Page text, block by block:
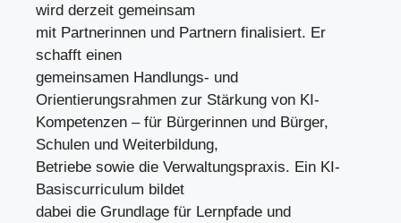
wird derzeit gemeinsam
mit Partnerinnen und Partnern finalisiert. Er
schafft einen
gemeinsamen Handlungs- und
Orientierungsrahmen zur Stärkung von KI-
Kompetenzen – für Bürgerinnen und Bürger,
Schulen und Weiterbildung,
Betriebe sowie die Verwaltungspraxis. Ein KI-
Basiscurriculum bildet
dabei die Grundlage für Lernpfade und